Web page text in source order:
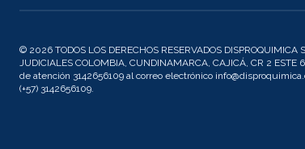
© 2026 TODOS LOS DERECHOS RESERVADOS DISPROQUIMICA
JUDICIALES COLOMBIA, CUNDINAMARCA, CAJICÁ, CR 2 ESTE
de atención 3142656109 al correo electrónico
(+57) 3142656109.